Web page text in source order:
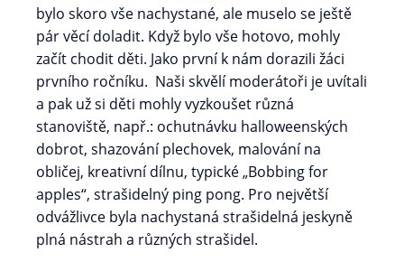
bylo skoro vše nachystané, ale muselo se ještě
pár věcí doladit. Když bylo vše hotovo, mohly
začít chodit děti. Jako první k nám dorazili žáci
prvního ročníku. Naši skvělí moderátoři je uvítali
a pak už si děti mohly vyzkoušet různá
stanoviště, např.: ochutnávku halloweenských
dobrot, shazování plechovek, malování na
obličej, kreativní dílnu, typické „Bobbing for
apples“, strašidelný ping pong. Pro největší
odvážlivce byla nachystaná strašidelná jeskyně
plná nástrah a různých strašidel.